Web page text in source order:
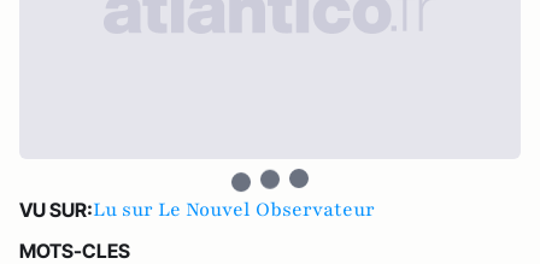
VU SUR:Lu sur Le Nouvel Observateur
MOTS-CLES